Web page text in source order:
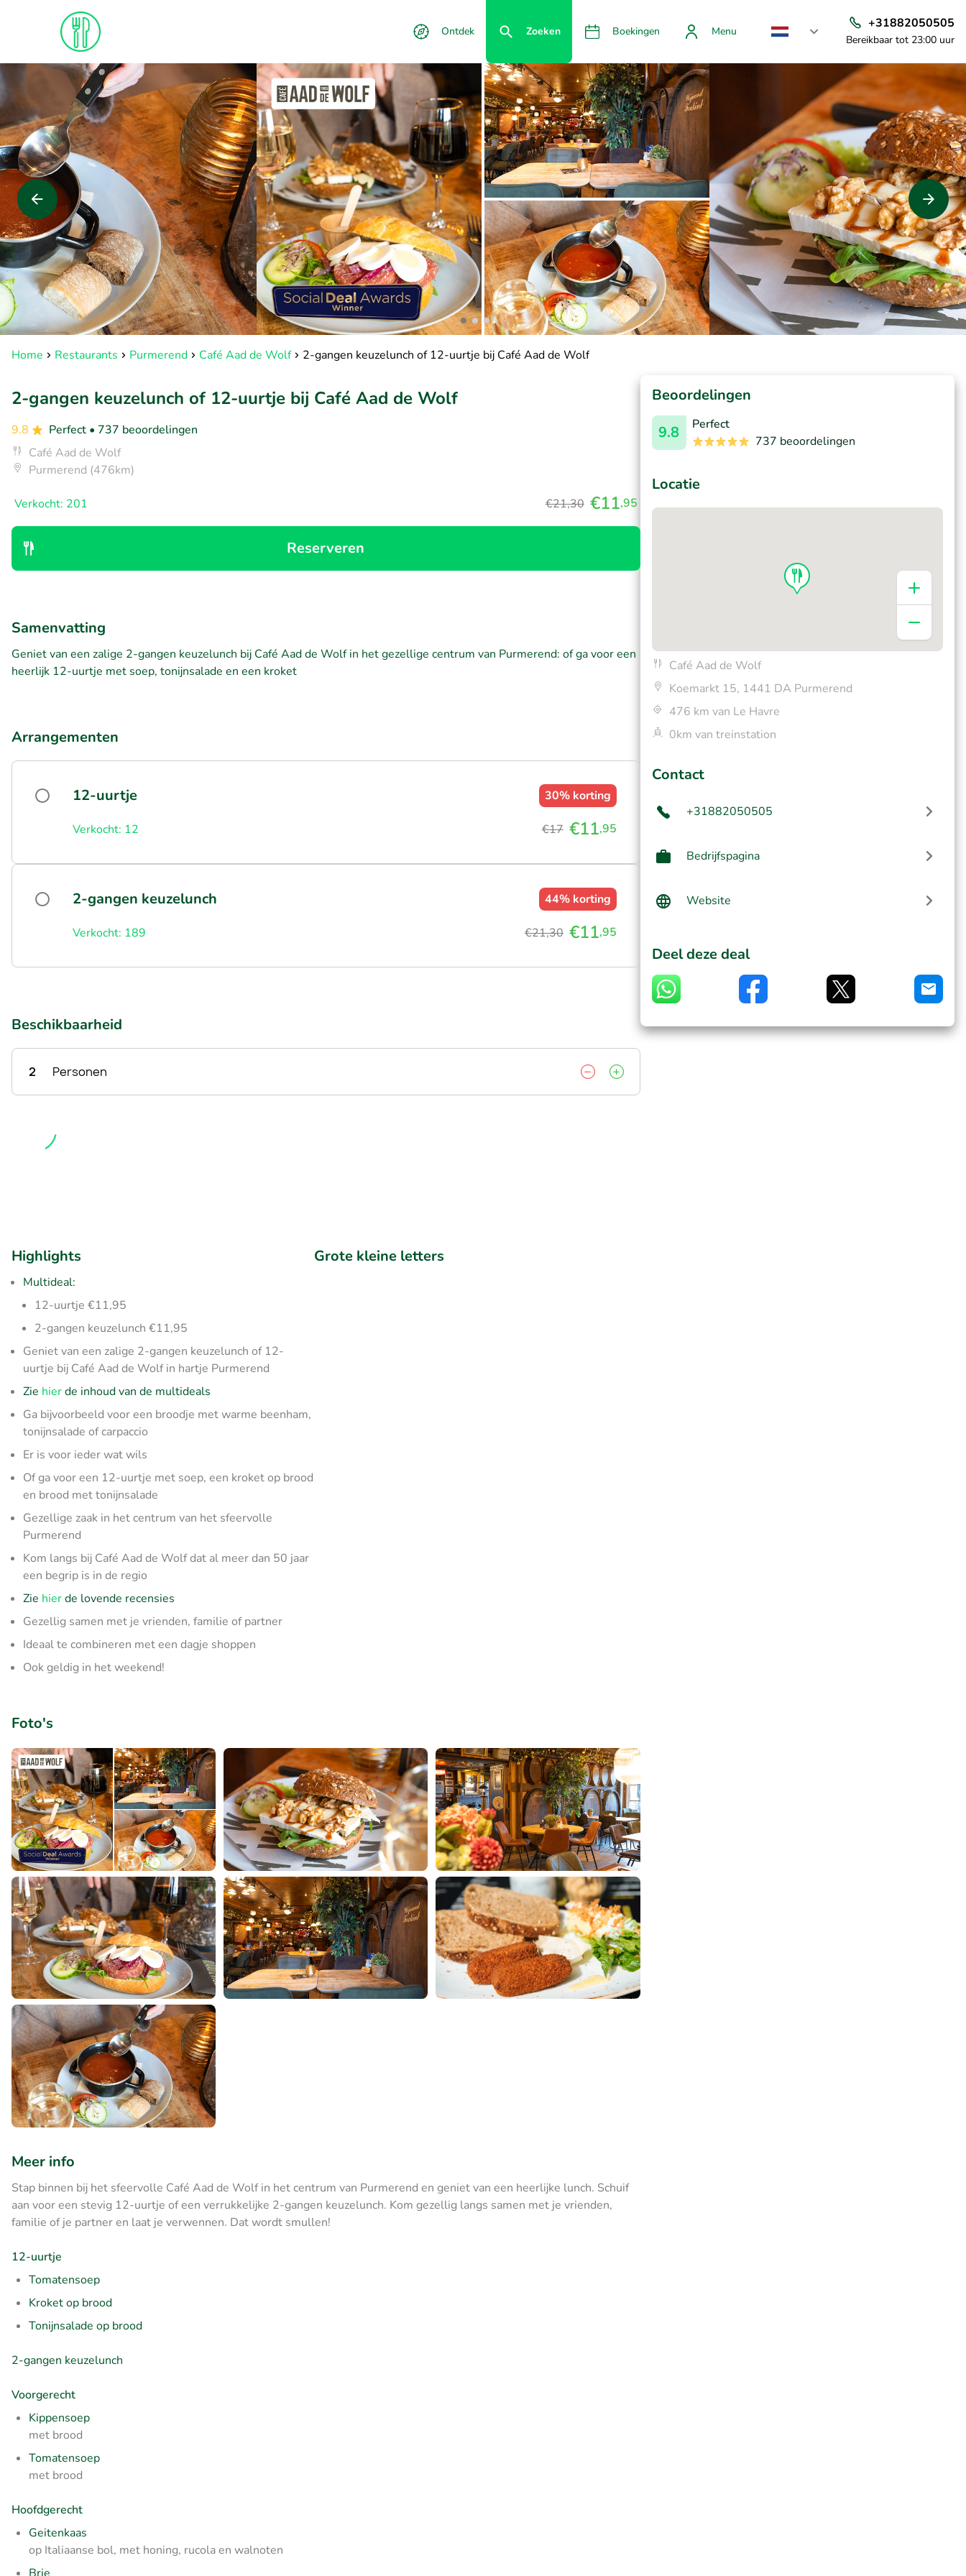
Ontdek Zoeken Boekingen Menu
+31882050505
Bereikbaar tot 23:00 uur
Home Restaurants Purmerend Café Aad de Wolf 2-gangen keuzelunch of 12-uurtje bij Café Aad de Wolf
2-gangen keuzelunch of 12-uurtje bij Café Aad de Wolf
9.8 Perfect • 737 beoordelingen
Café Aad de Wolf
Purmerend (476km)
Verkocht: 201 €21,30 €11,95
Reserveren
Samenvatting
Geniet van een zalige 2-gangen keuzelunch bij Café Aad de Wolf in het gezellige centrum van Purmerend: of ga voor een
heerlijk 12-uurtje met soep, tonijnsalade en een kroket
Arrangementen
12-uurtje 30% korting
Verkocht: 12 €17 €11,95
2-gangen keuzelunch 44% korting
Verkocht: 189 €21,30 €11,95
Beschikbaarheid
2 Personen
Highlights
Multideal:
12-uurtje €11,95
2-gangen keuzelunch €11,95
Geniet van een zalige 2-gangen keuzelunch of 12-
uurtje bij Café Aad de Wolf in hartje Purmerend
Zie hierde inhoud van de multideals
Ga bijvoorbeeld voor een broodje met warme beenham,
tonijnsalade of carpaccio
Er is voor ieder wat wils
Of ga voor een 12-uurtje met soep, een kroket op brood
en brood met tonijnsalade
Gezellige zaak in het centrum van het sfeervolle
Purmerend
Kom langs bij Café Aad de Wolf dat al meer dan 50 jaar
een begrip is in de regio
Zie hierde lovende recensies
Gezellig samen met je vrienden, familie of partner
Ideaal te combineren met een dagje shoppen
Ook geldig in het weekend!
Grote kleine letters
Foto's
Meer info
Stap binnen bij het sfeervolle Café Aad de Wolf in het centrum van Purmerend en geniet van een heerlijke lunch. Schuif
aan voor een stevig 12-uurtje of een verrukkelijke 2-gangen keuzelunch. Kom gezellig langs samen met je vrienden,
familie of je partner en laat je verwennen. Dat wordt smullen!
12-uurtje
Tomatensoep
Kroket op brood
Tonijnsalade op brood
2-gangen keuzelunch
Voorgerecht
Kippensoep
met brood
Tomatensoep
met brood
Hoofdgerecht
Geitenkaas
op Italiaanse bol, met honing, rucola en walnoten
Beoordelingen
9.8
Perfect
737 beoordelingen
Locatie
Café Aad de Wolf
Koemarkt 15, 1441 DA Purmerend
476 km van Le Havre
0km van treinstation
Contact
+31882050505
Bedrijfspagina
Website
Deel deze deal